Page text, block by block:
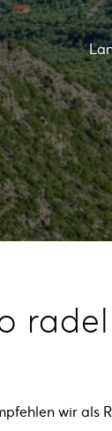
wir als